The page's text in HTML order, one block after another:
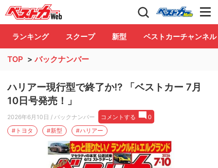
自動車情報誌「ベストカー」 Club
ランキング スクープ 新型 ベストカーチャンネル
TOP >バックナンバー
ハリアー現行型で終了か!? 「ベストカー 7月
10日号発売！」
2026年6月10日 / バックナンバー コメントする
0
#トヨタ
#新型 #ハリアー